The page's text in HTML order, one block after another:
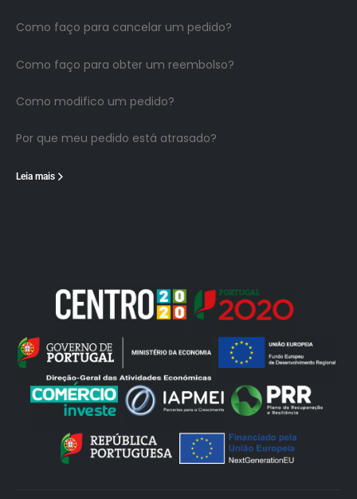
Como faço para cancelar um pedido?
Como faço para obter um reembolso?
Como modifico um pedido?
Por que meu pedido está atrasado?
Leia mais